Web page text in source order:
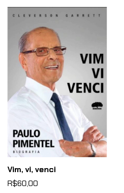
Vim, vi, venci
R$60,00